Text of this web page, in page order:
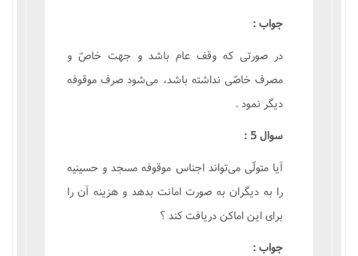
جواب :
در صورتى که وقف عام باشد و جهت خاصّ و
مصرف خاصّى نداشته باشد، مى‌شود صرف موقوفه
ديگر نمود .
سوال 5 :
آيا متولّى مى‌تواند اجناس موقوفه مسجد و حسينيه
را به ديگران به صورت امانت بدهد و هزينه آن را
براى اين اماکن دريافت کند ؟
جواب :